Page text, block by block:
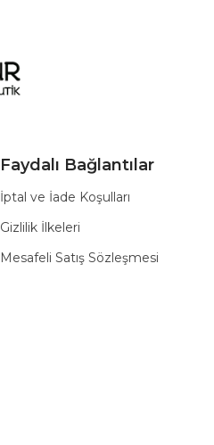
Faydalı Bağlantılar
İptal ve İade Koşulları
Gizlilik İlkeleri
Mesafeli Satış Sözleşmesi